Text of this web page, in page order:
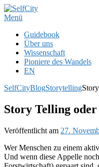
Zum
Inhalt
Menü
Guidebook
Über uns
Wissenschaft
Pioniere des Wandels
EN
SelfCityBlogStorytelling
Story Telling
Veröffentlicht am 27.
Wer Menschen zu einem
Und wenn diese Appelle